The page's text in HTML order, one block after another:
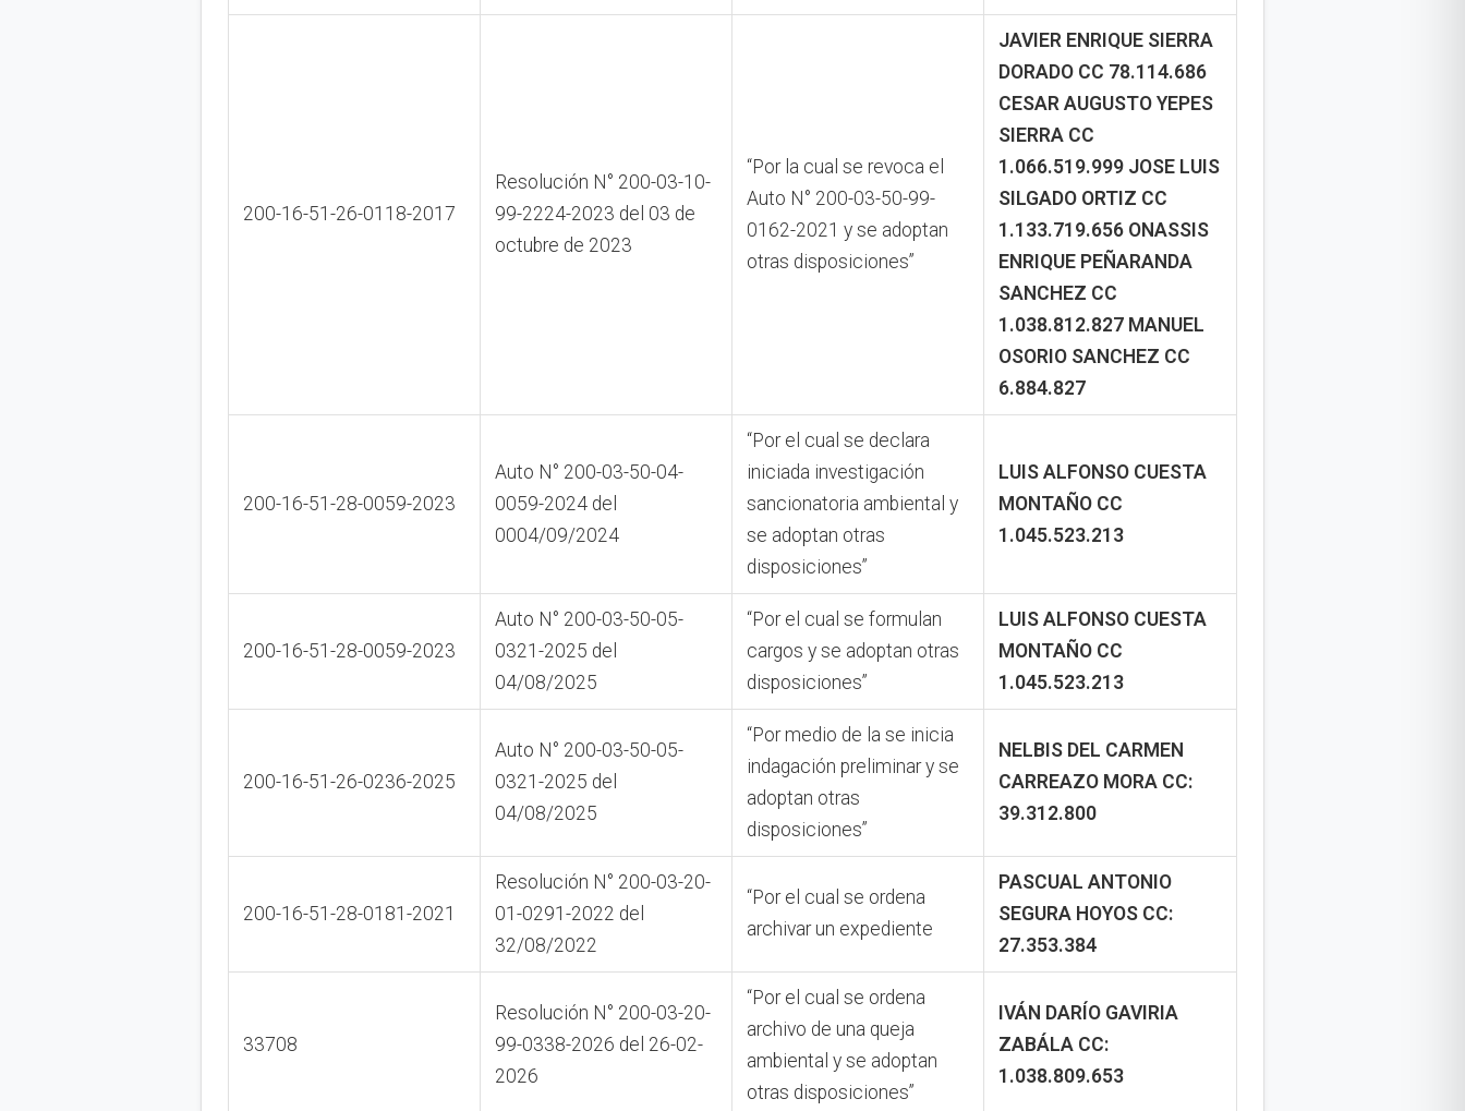
200-16-51-26-0118-2017
Resolución N° 200-03-10-
99-2224-2023 del 03 de
octubre de 2023
“Por la cual se revoca el
Auto N° 200-03-50-99-
0162-2021 y se adoptan
otras disposiciones”
JAVIER ENRIQUE SIERRA
DORADO CC 78.114.686
CESAR AUGUSTO YEPES
SIERRA CC
1.066.519.999 JOSE LUIS
SILGADO ORTIZ CC
1.133.719.656 ONASSIS
ENRIQUE PEÑARANDA
SANCHEZ CC
1.038.812.827 MANUEL
OSORIO SANCHEZ CC
6.884.827
200-16-51-28-0059-2023
Auto N° 200-03-50-04-
0059-2024 del
0004/09/2024
“Por el cual se declara
iniciada investigación
sancionatoria ambiental y
se adoptan otras
disposiciones”
LUIS ALFONSO CUESTA
MONTAÑO CC
1.045.523.213
200-16-51-28-0059-2023
Auto N° 200-03-50-05-
0321-2025 del
04/08/2025
“Por el cual se formulan
cargos y se adoptan otras
disposiciones”
LUIS ALFONSO CUESTA
MONTAÑO CC
1.045.523.213
200-16-51-26-0236-2025
Auto N° 200-03-50-05-
0321-2025 del
04/08/2025
“Por medio de la se inicia
indagación preliminar y se
adoptan otras
disposiciones”
NELBIS DEL CARMEN
CARREAZO MORA CC:
39.312.800
200-16-51-28-0181-2021
Resolución N° 200-03-20-
01-0291-2022 del
32/08/2022
“Por el cual se ordena
archivar un expediente
PASCUAL ANTONIO
SEGURA HOYOS CC:
27.353.384
33708
Resolución N° 200-03-20-
99-0338-2026 del 26-02-
2026
“Por el cual se ordena
archivo de una queja
ambiental y se adoptan
otras disposiciones”
IVÁN DARÍO GAVIRIA
ZABÁLA CC:
1.038.809.653